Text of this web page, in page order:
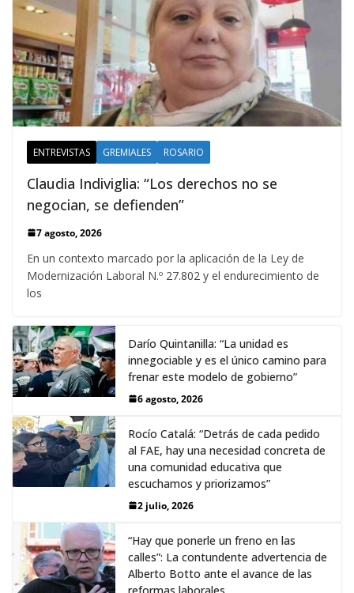
ENTREVISTAS GREMIALES ROSARIO
Claudia Indiviglia: “Los derechos no se
negocian, se defienden”
7 agosto, 2026
En un contexto marcado por la aplicación de la Ley de
Modernización Laboral N.º 27.802 y el endurecimiento de
los
Darío Quintanilla: “La unidad es
innegociable y es el único camino para
frenar este modelo de gobierno”
6 agosto, 2026
Rocío Catalá: “Detrás de cada pedido
al FAE, hay una necesidad concreta de
una comunidad educativa que
escuchamos y priorizamos”
2 julio, 2026
“Hay que ponerle un freno en las
calles”: La contundente advertencia de
Alberto Botto ante el avance de las
reformas laborales